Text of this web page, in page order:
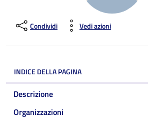
Condividi Vedi azioni
INDICE DELLA PAGINA
Descrizione
Organizzazioni